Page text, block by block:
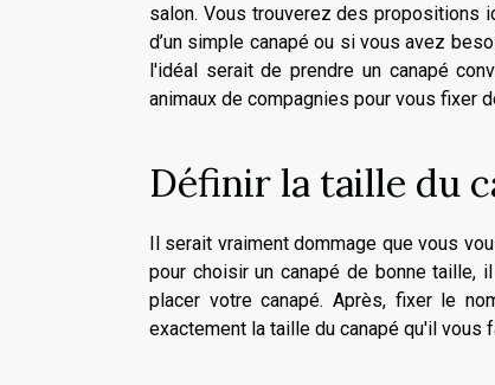
salon. Vous trouverez des propositions
d’un simple canapé ou si vous avez
l'idéal serait de prendre un canapé
animaux de compagnies pour vous fixer
Définir la taille du
Il serait vraiment dommage que vous
pour choisir un canapé de bonne taille,
placer votre canapé. Après, fixer le
exactement la taille du canapé qu'il vous